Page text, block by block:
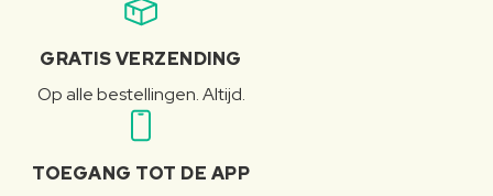
GRATIS VERZENDING
Op alle bestellingen. Altijd.
TOEGANG TOT DE APP